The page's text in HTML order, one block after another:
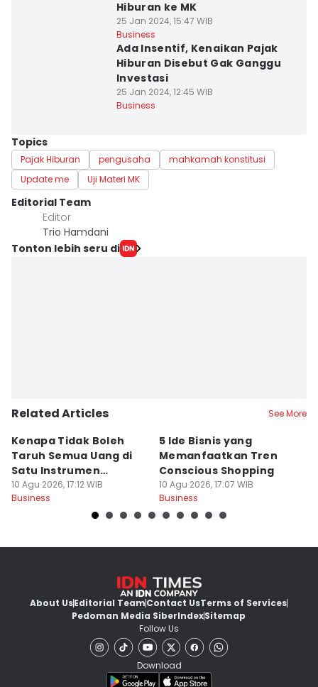
Hiburan ke MK
25 Jan 2024, 15:47 WIB
Business
Ada Insentif, Kenaikan Pajak
Hiburan Disebut Gak Ganggu
Investasi
25 Jan 2024, 12:45 WIB
Business
Topics
Pajak Hiburan pengusaha
mahkamah konstitusi
Update me
Uji Materi MK
Editorial Team
Editor
Trio Hamdani
Tonton lebih seru di
Related Articles See More
Kenapa Tidak Boleh
Taruh Semua Uang di
Satu Instrumen
Investasi?
10 Agu 2026, 17:12 WIB
Business
5 Ide Bisnis yang
Memanfaatkan Tren
Conscious Shopping
10 Agu 2026, 17:07 WIB
Business
About UsEditorial TeamContact UsTerms of Services
Pedoman Media SiberIndexSitemap
Follow Us
Download